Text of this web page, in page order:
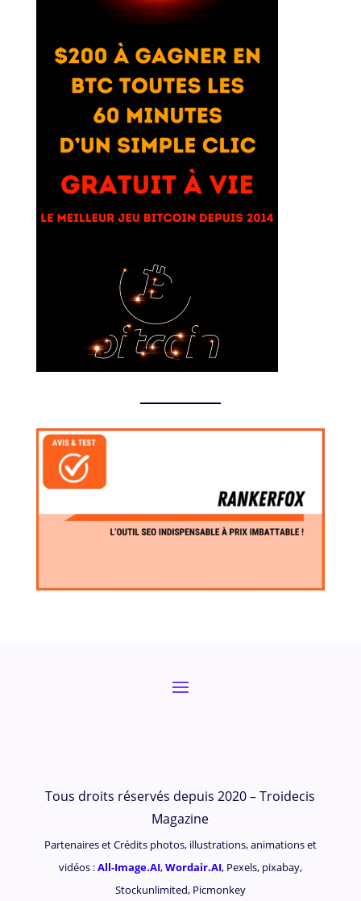
Tous droits réservés depuis 2020 – Troidecis
Magazine
Partenaires et Crédits photos, illustrations, animations et
vidéos :All-Image.AI,Wordair.AI, Pexels, pixabay,
Stockunlimited, Picmonkey